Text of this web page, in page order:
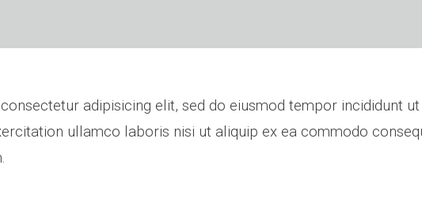
adipisicing elit, sed do eiusmod tempor incididunt
ullamco laboris nisi ut aliquip ex ea commodo